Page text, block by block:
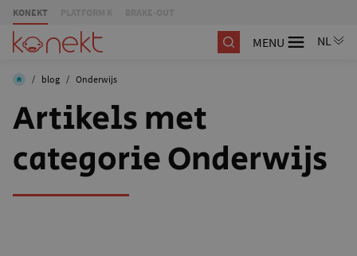
KONEKT
MENU
/ blog / Onderwijs
Artikels met
categorie Onderwijs